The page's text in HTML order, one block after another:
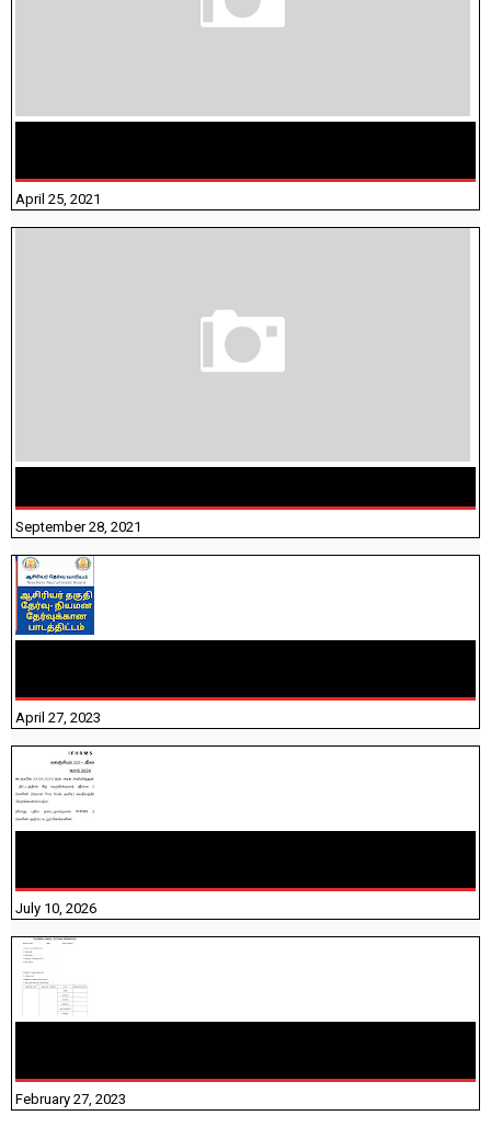
April 25, 2021
September 28, 2021
April 27, 2023
July 10, 2026
February 27, 2023